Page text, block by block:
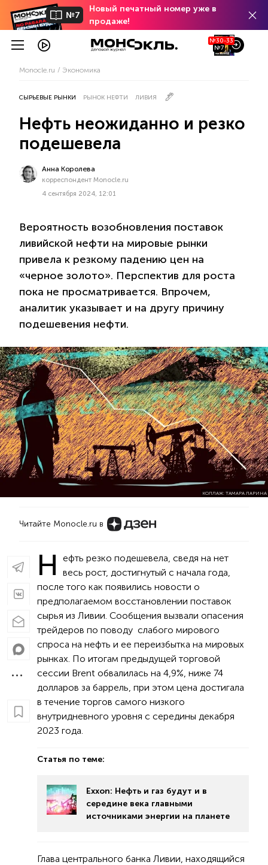
№7
Новый печатный номер уже в
продаже!
№30-33
№7
Monocle.ru Экономика
СЫРЬЕВЫЕ РЫНКИ РЫНОК НЕФТИ ЛИВИЯ
Нефть неожиданно и резко
подешевела
Анна Королева
корреспондент Monocle.ru
4 сентября 2024, 12:01
Вероятность возобновления поставок
ливийской нефти на мировые рынки
привела к резкому падению цен на
«черное золото». Перспектив для роста
пока не просматривается. Впрочем,
аналитик указывает и на другу причину
подешевения нефти.
КОЛЛАЖ: ТАМАРА ЛАРИНА
Читайте Monocle.ru в
Н
ефть резко подешевела, сведя на нет
весь рост, достигнутый с начала года,
после того как появились новости о
предполагаемом восстановлении поставок
сырья из Ливии. Сообщения вызвали опасения
трейдеров по поводу слабого мирового
спроса на нефть и ее переизбытка на мировых
рынках. По итогам предыдущей торговой
сессии Brent обвалилась на 4,9%, ниже 74
долларов за баррель, при этом цена достигала
в течение торгов самого низкого
внутридневного уровня с середины декабря
2023 года.
Статья по теме:
Exxon: Нефть и газ будут и в
середине века главными
источниками энергии на планете
Глава центрального банка Ливии, находящийся